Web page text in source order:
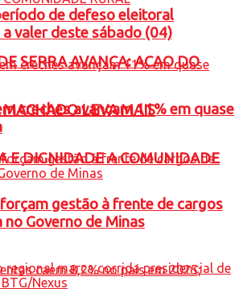
SERRA AVANÇA: ACAO DO
LEVA MAIS
E DIGNIDADE A COMUNIDADE
de defeso eleitoral
valer deste sábado (04)
creches avançam 11% em quase
gestão à frente de cargos
no Governo de Minas